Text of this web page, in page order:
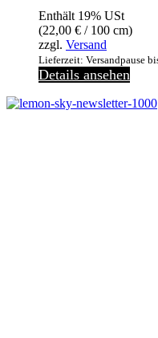
Enthält 19% USt
(22,00 € / 100 cm)
zzgl. Versand
Lieferzeit: Versandpause
Details ansehen